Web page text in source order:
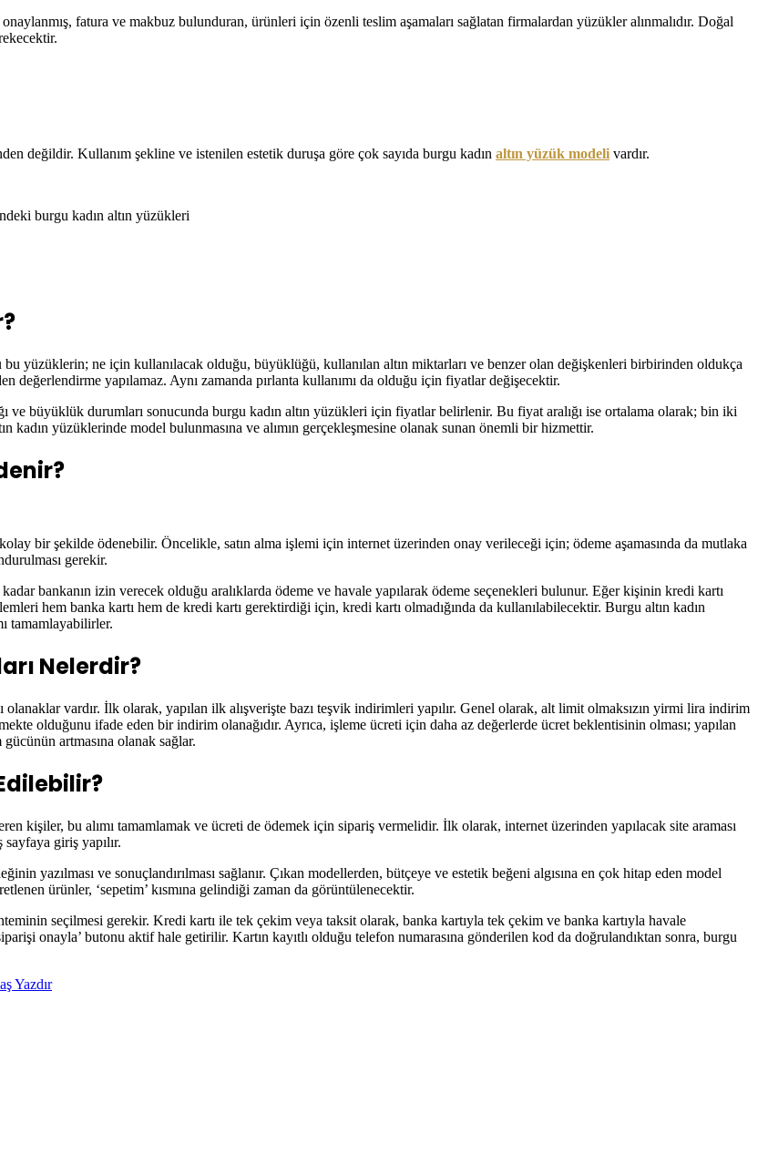
fatura ve makbuz bulunduran, ürünleri için özenli teslim aşamaları sağlatan firmalardan yüzükler alınmalıdır. Doğal
değildir. Kullanım şekline ve istenilen estetik duruşa göre çok sayıda burgu kadın altın yüzük modeli vardır.
burgu kadın altın yüzükleri
yüzüklerin; ne için kullanılacak olduğu, büyüklüğü, kullanılan altın miktarları ve benzer olan değişkenleri birbirinden oldukça
değerlendirme yapılamaz. Aynı zamanda pırlanta kullanımı da olduğu için fiyatlar değişecektir.
ve büyüklük durumları sonucunda burgu kadın altın yüzükleri için fiyatlar belirlenir. Bu fiyat aralığı ise ortalama olarak; bin iki
kadın yüzüklerinde model bulunmasına ve alımın gerçekleşmesine olanak sunan önemli bir hizmettir.
bir şekilde ödenebilir. Öncelikle, satın alma işlemi için internet üzerinden onay verileceği için; ödeme aşamasında da mutlaka
gerekir.
bankanın izin verecek olduğu aralıklarda ödeme ve havale yapılarak ödeme seçenekleri bulunur. Eğer kişinin kredi kartı
hem banka kartı hem de kredi kartı gerektirdiği için, kredi kartı olmadığında da kullanılabilecektir. Burgu altın kadın
tamamlayabilirler.
Nelerdir?
olanaklar vardır. İlk olarak, yapılan ilk alışverişte bazı teşvik indirimleri yapılır. Genel olarak, alt limit olmaksızın yirmi lira indirim
olduğunu ifade eden bir indirim olanağıdır. Ayrıca, işleme ücreti için daha az değerlerde ücret beklentisinin olması; yapılan
artmasına olanak sağlar.
kişiler, bu alımı tamamlamak ve ücreti de ödemek için sipariş vermelidir. İlk olarak, internet üzerinden yapılacak site araması
giriş yapılır.
yazılması ve sonuçlandırılması sağlanır. Çıkan modellerden, bütçeye ve estetik beğeni algısına en çok hitap eden model
ürünler, ‘sepetim’ kısmına gelindiği zaman da görüntülenecektir.
seçilmesi gerekir. Kredi kartı ile tek çekim veya taksit olarak, banka kartıyla tek çekim ve banka kartıyla havale
onayla’ butonu aktif hale getirilir. Kartın kayıtlı olduğu telefon numarasına gönderilen kod da doğrulandıktan sonra, burgu
Yazdır